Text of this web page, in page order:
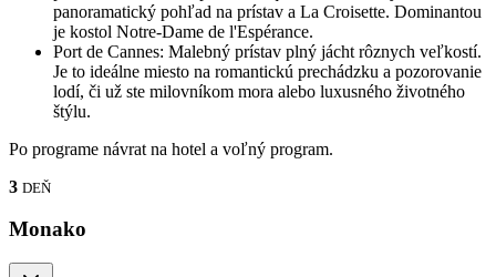
panoramatický pohľad na prístav a La Croisette. Dominantou
je kostol Notre-Dame de l'Espérance.
Port de Cannes: Malebný prístav plný jácht rôznych veľkostí.
Je to ideálne miesto na romantickú prechádzku a pozorovanie
lodí, či už ste milovníkom mora alebo luxusného životného
štýlu.
Po programe návrat na hotel a voľný program.
3 DEŇ
Monako